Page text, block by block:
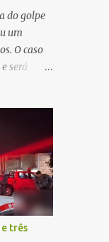
mas
o
Essa
teoria
do golpe
um
O caso
será
pelo
ser
da
conta e
três